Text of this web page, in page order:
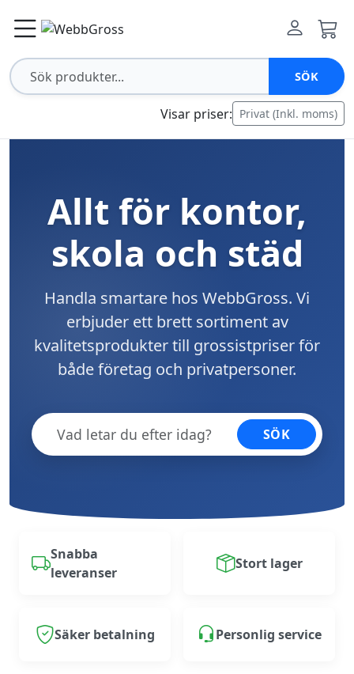
SÖK
Visar priser: Privat (Inkl. moms)
Allt för kontor,
skola och städ
Handla smartare hos WebbGross. Vi
erbjuder ett brett sortiment av
kvalitetsprodukter till grossistpriser för
både företag och privatpersoner.
SÖK
Snabba
leveranser
Stort lager
Säker betalning Personlig service